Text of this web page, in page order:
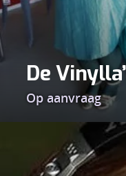
De
Op aanvraag